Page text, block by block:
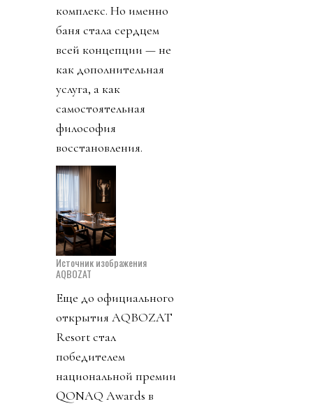
комплекс. Но именно
баня стала сердцем
всей концепции — не
как дополнительная
услуга, а как
самостоятельная
философия
восстановления.
Источник изображения
AQBOZAT
Еще до официального
открытия AQBOZAT
Resort стал
победителем
национальной премии
QONAQ Awards в